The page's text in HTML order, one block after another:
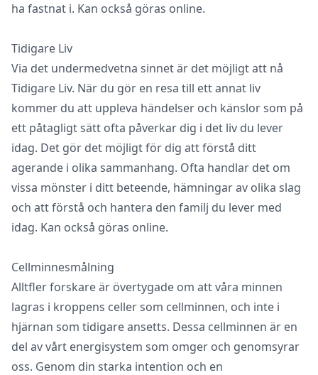
ha fastnat i. Kan också göras online.
Tidigare Liv
Via det undermedvetna sinnet är det möjligt att nå
Tidigare Liv. När du gör en resa till ett annat liv
kommer du att uppleva händelser och känslor som på
ett påtagligt sätt ofta påverkar dig i det liv du lever
idag. Det gör det möjligt för dig att förstå ditt
agerande i olika sammanhang. Ofta handlar det om
vissa mönster i ditt beteende, hämningar av olika slag
och att förstå och hantera den familj du lever med
idag. Kan också göras online.
Cellminnesmålning
Alltfler forskare är övertygade om att våra minnen
lagras i kroppens celler som cellminnen, och inte i
hjärnan som tidigare ansetts. Dessa cellminnen är en
del av vårt energisystem som omger och genomsyrar
oss. Genom din starka intention och en